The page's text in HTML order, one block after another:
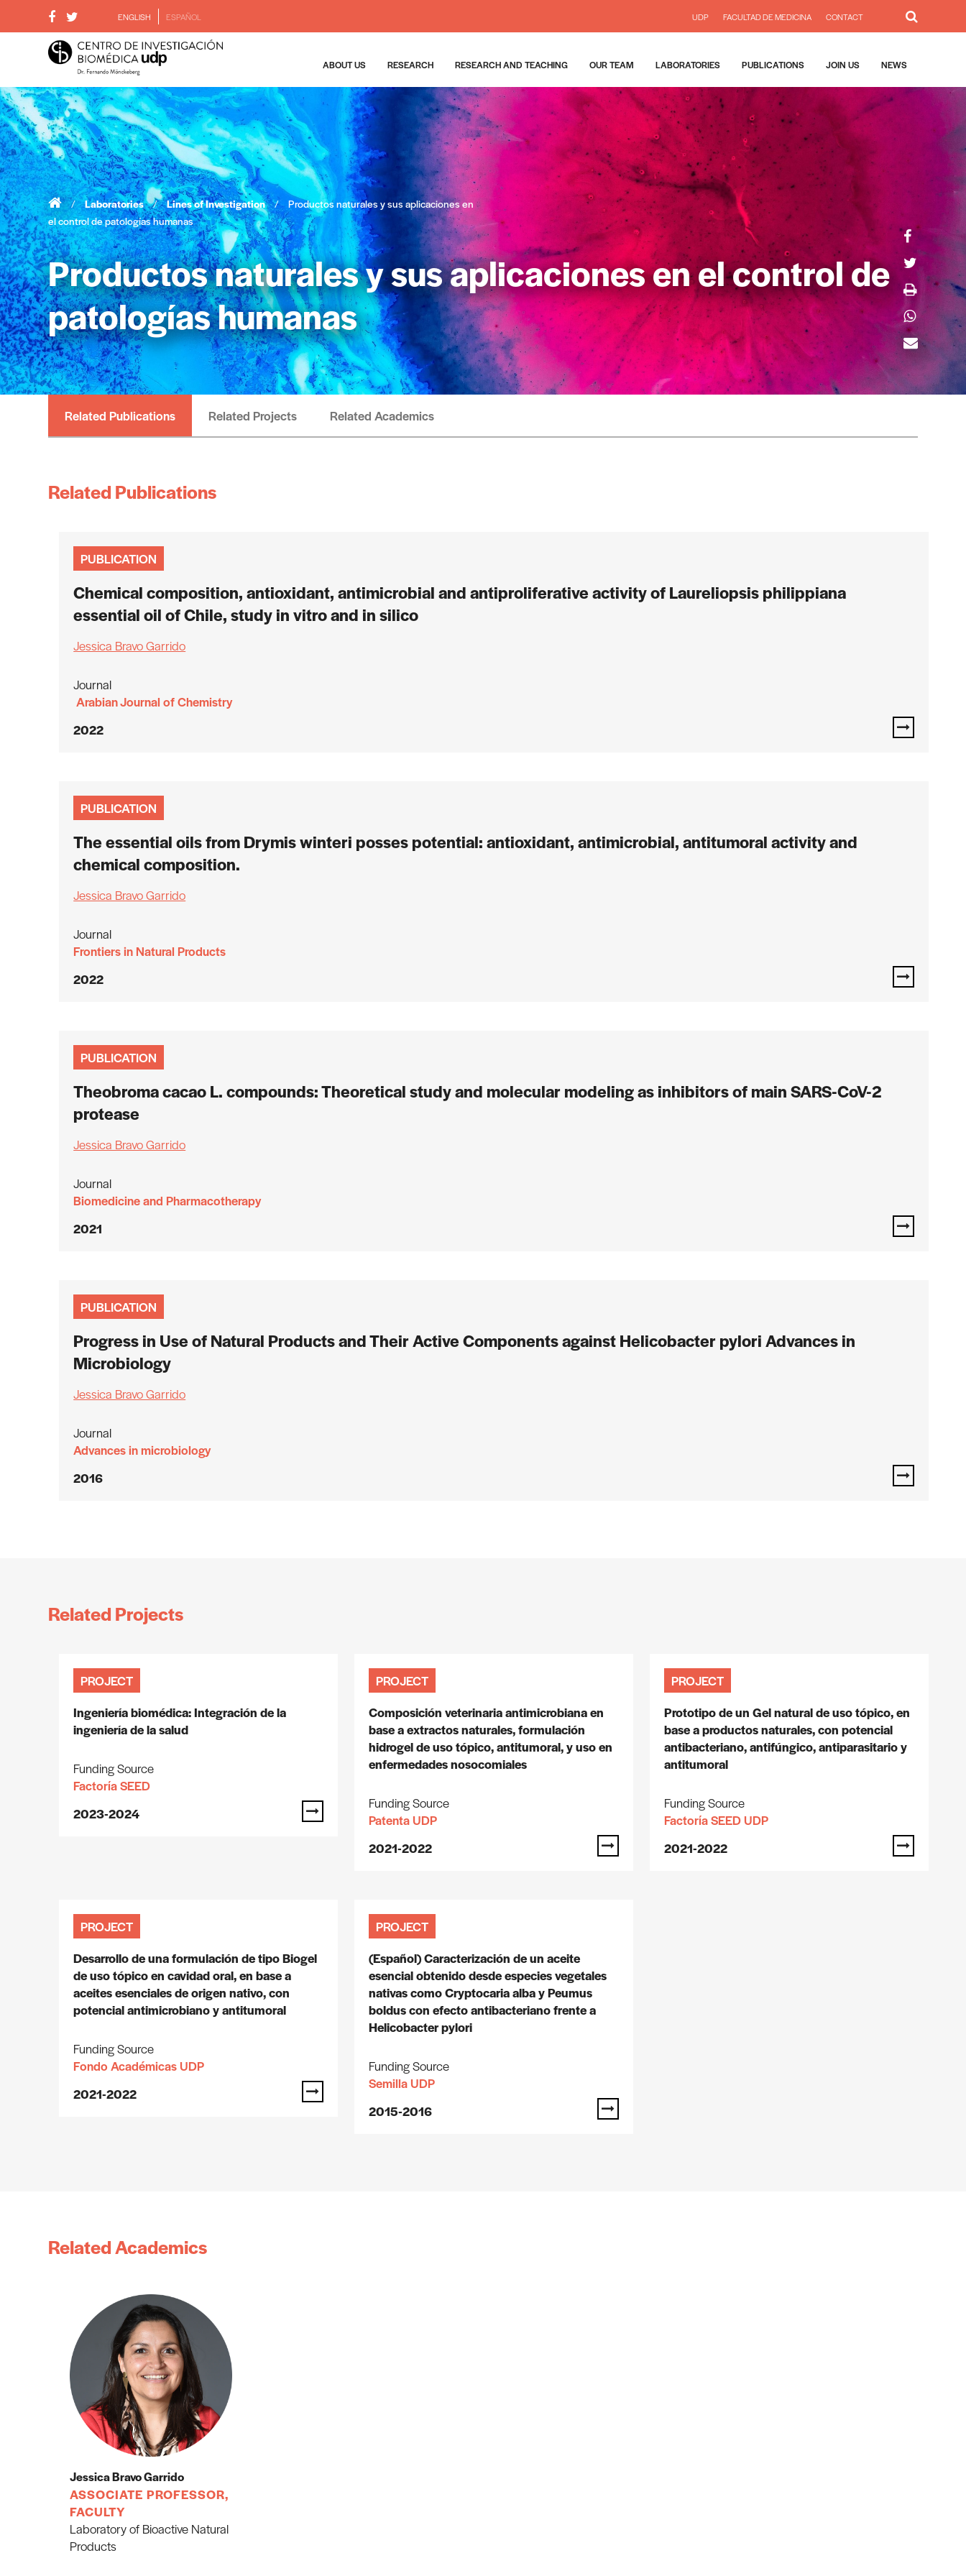
ENGLISH ESPAÑOL UDP FACULTAD DE MEDICINA CONTACT
ABOUT US RESEARCH RESEARCH AND TEACHING OUR TEAM LABORATORIES PUBLICATIONS JOIN US NEWS
/ Laboratories / Lines of Investigation /
Productos naturales y sus aplicaciones en
el control de patologías humanas
Productos naturales y sus aplicaciones en el control de
patologías humanas
Related Publications Related Projects Related Academics
Related Publications
PUBLICATION
Chemical composition, antioxidant, antimicrobial and antiproliferative activity of Laureliopsis philippiana
essential oil of Chile, study in vitro and in silico
Jessica Bravo Garrido
Journal
Arabian Journal of Chemistry
2022
PUBLICATION
The essential oils from Drymis winteri posses potential: antioxidant, antimicrobial, antitumoral activity and
chemical composition.
Jessica Bravo Garrido
Journal
Frontiers in Natural Products
2022
PUBLICATION
Theobroma cacao L. compounds: Theoretical study and molecular modeling as inhibitors of main SARS-CoV-2
protease
Jessica Bravo Garrido
Journal
Biomedicine and Pharmacotherapy
2021
PUBLICATION
Progress in Use of Natural Products and Their Active Components against Helicobacter pylori Advances in
Microbiology
Jessica Bravo Garrido
Journal
Advances in microbiology
2016
Related Projects
PROJECT
Ingeniería biomédica: Integración de la
ingeniería de la salud
Funding Source
Factoría SEED
2023-2024
PROJECT
Composición veterinaria antimicrobiana en
base a extractos naturales, formulación
hidrogel de uso tópico, antitumoral, y uso en
enfermedades nosocomiales
Funding Source
Patenta UDP
2021-2022
PROJECT
Prototipo de un Gel natural de uso tópico, en
base a productos naturales, con potencial
antibacteriano, antifúngico, antiparasitario y
antitumoral
Funding Source
Factoría SEED UDP
2021-2022
PROJECT
Desarrollo de una formulación de tipo Biogel
de uso tópico en cavidad oral, en base a
aceites esenciales de origen nativo, con
potencial antimicrobiano y antitumoral
Funding Source
Fondo Académicas UDP
2021-2022
PROJECT
(Español) Caracterización de un aceite
esencial obtenido desde especies vegetales
nativas como Cryptocaria alba y Peumus
boldus con efecto antibacteriano frente a
Helicobacter pylori
Funding Source
Semilla UDP
2015-2016
Related Academics
Jessica Bravo Garrido
ASSOCIATE PROFESSOR,
FACULTY
Laboratory of Bioactive Natural
Products